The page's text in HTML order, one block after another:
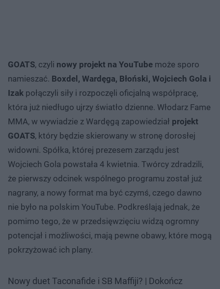
GOATS, czyli nowy projekt na YouTube może sporo
namieszać. Boxdel, Wardęga, Błoński, Wojciech Gola i
Izak połączyli siły i rozpoczęli oficjalną współpracę,
która już niedługo ujrzy światło dzienne. Włodarz Fame
MMA, w wywiadzie z Wardęgą zapowiedział projekt
GOATS, który będzie skierowany w stronę dorosłej
widowni. Spółka, której prezesem zarządu jest
Wojciech Gola powstała 4 kwietnia. Twórcy zdradzili,
że pierwszy odcinek wspólnego programu został już
nagrany, a nowy format ma być czymś, czego dawno
nie było na polskim YouTube. Podkreślają jednak, że
pomimo tego, że w przedsięwzięciu widzą ogromny
potencjał i możliwości, mają pewne obawy, które mogą
pokrzyżować ich plany.
Nowy duet Taconafide i SB Maffiji? | Dokończ